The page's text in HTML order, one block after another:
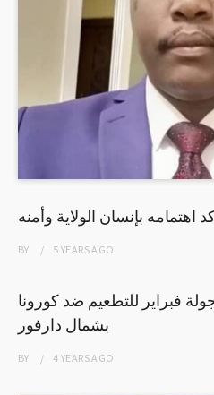
بإنسان الولاية وأمنه
BY 5 YEARSAGO
فبراير للتطعيم ضد كورونا
بشمال دارفور
BY 4 YEARSAGO